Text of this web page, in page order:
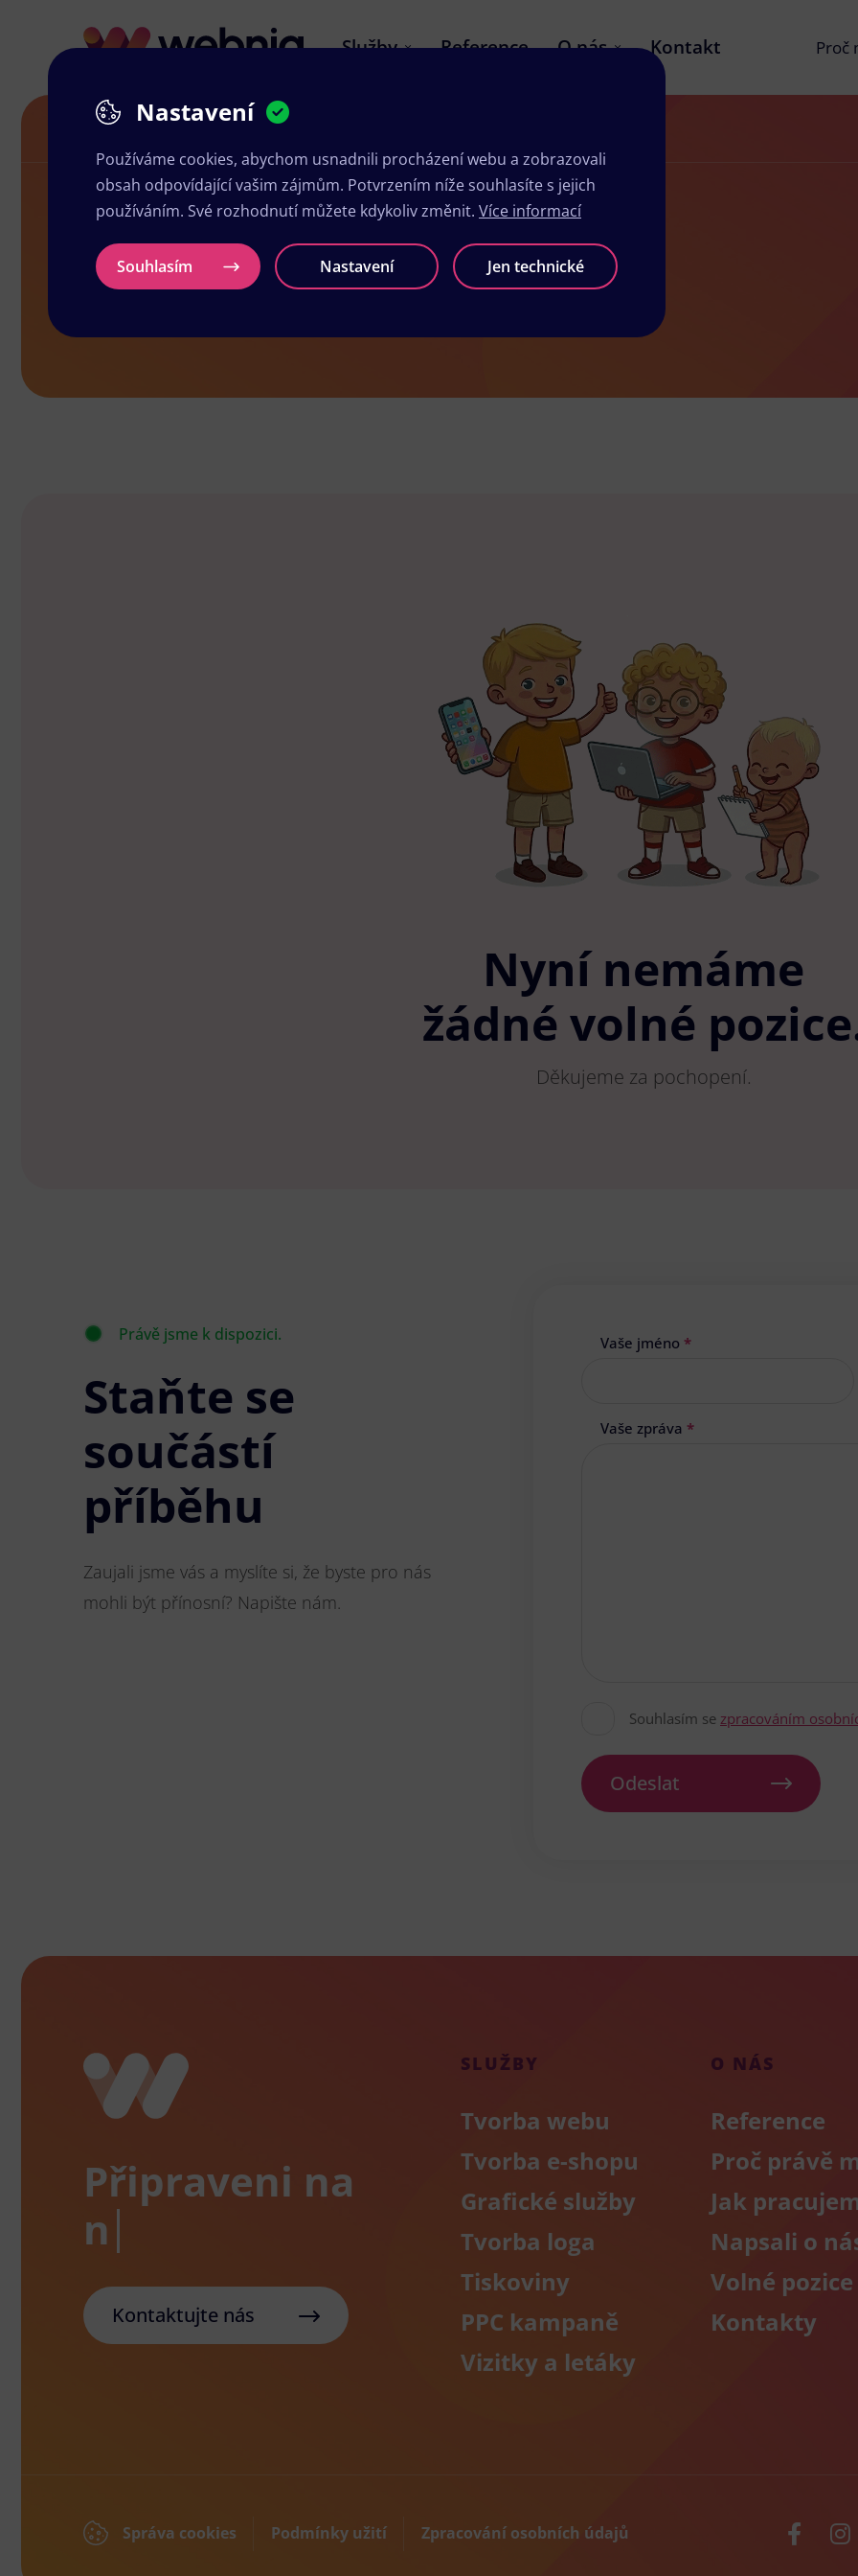
Služby Reference O nás Kontakt Proč
Kariéra
Nyní nemáme
žádné volné
Děkujeme za pochopení.
Právě jsme k dispozici.
Staňte se
součástí
příběhu
Zaujali jsme vás a myslíte si, že byste pro nás
mohli být přínosní? Napište nám.
Vaše jméno *
Vaše zpráva *
Souhlasím se zpracováním
Odeslat
Připraveni na
Kontaktujte nás
SLUŽBY
Tvorba webu
Tvorba e-shopu
Grafické služby
Tvorba loga
Tiskoviny
PPC kampaně
Vizitky a letáky
O NÁS
Reference
Proč právě
Jak
Napsali o
Volné pozice
Kontakty
Správa cookies Podmínky užití Zpracování osobních údajů
Nastavení
Používáme cookies, abychom usnadnili procházení webu a zobrazovali
obsah odpovídající vašim zájmům. Potvrzením níže souhlasíte s jejich
používáním. Své rozhodnutí můžete kdykoliv změnit. Více informací
Souhlasím Nastavení Jen technické